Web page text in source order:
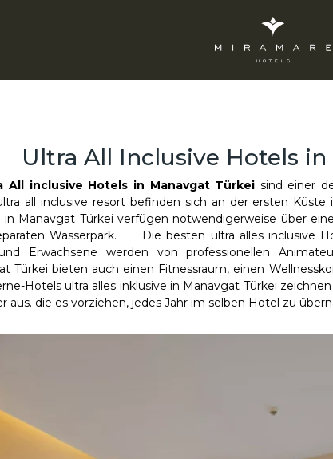
Ultra All Inclusive Hotels
All inclusive Hotels in Manavgat Türkei sind einer
all inclusive resort befinden sich an der ersten Küste
in Manavgat Türkei verfügen notwendigerweise über
Wasserpark. Die besten ultra alles inclusive
Erwachsene werden von professionellen
Türkei bieten auch einen Fitnessraum, einen
Hotels ultra alles inklusive in Manavgat Türkei
aus. die es vorziehen, jedes Jahr im selben Hotel zu